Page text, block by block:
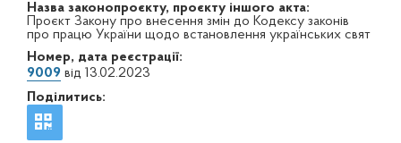
Назва законопроєкту, проєкту іншого акта:
Проєкт Закону про внесення змін до Кодексу законів
про працю України щодо встановлення українських свят
Номер, дата реєстрації:
9009 від 13.02.2023
Поділитись: